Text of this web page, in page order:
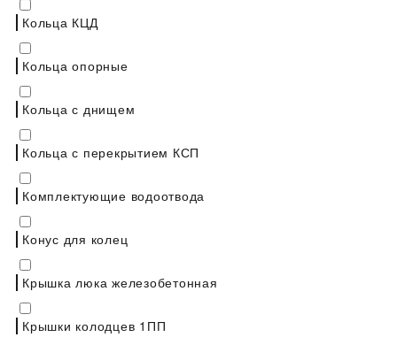
Кольца КЦД
Кольца опорные
Кольца с днищем
Кольца с перекрытием КСП
Комплектующие водоотвода
Конус для колец
Крышка люка железобетонная
Крышки колодцев 1ПП